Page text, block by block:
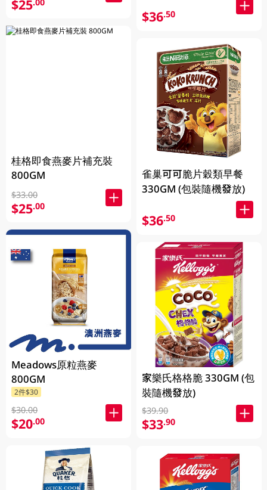
$25
桂格即食燕麥片補充裝
800GM
$33.00
$25.00
Meadows原粒燕麥
800GM
2件$30
$30.00
$20.00
$36.50
雀巢可可脆片穀類早餐
330GM (包裝隨機發放)
$36.50
家樂氏格格脆 330GM (包
裝隨機發放)
$39.90
$33.90